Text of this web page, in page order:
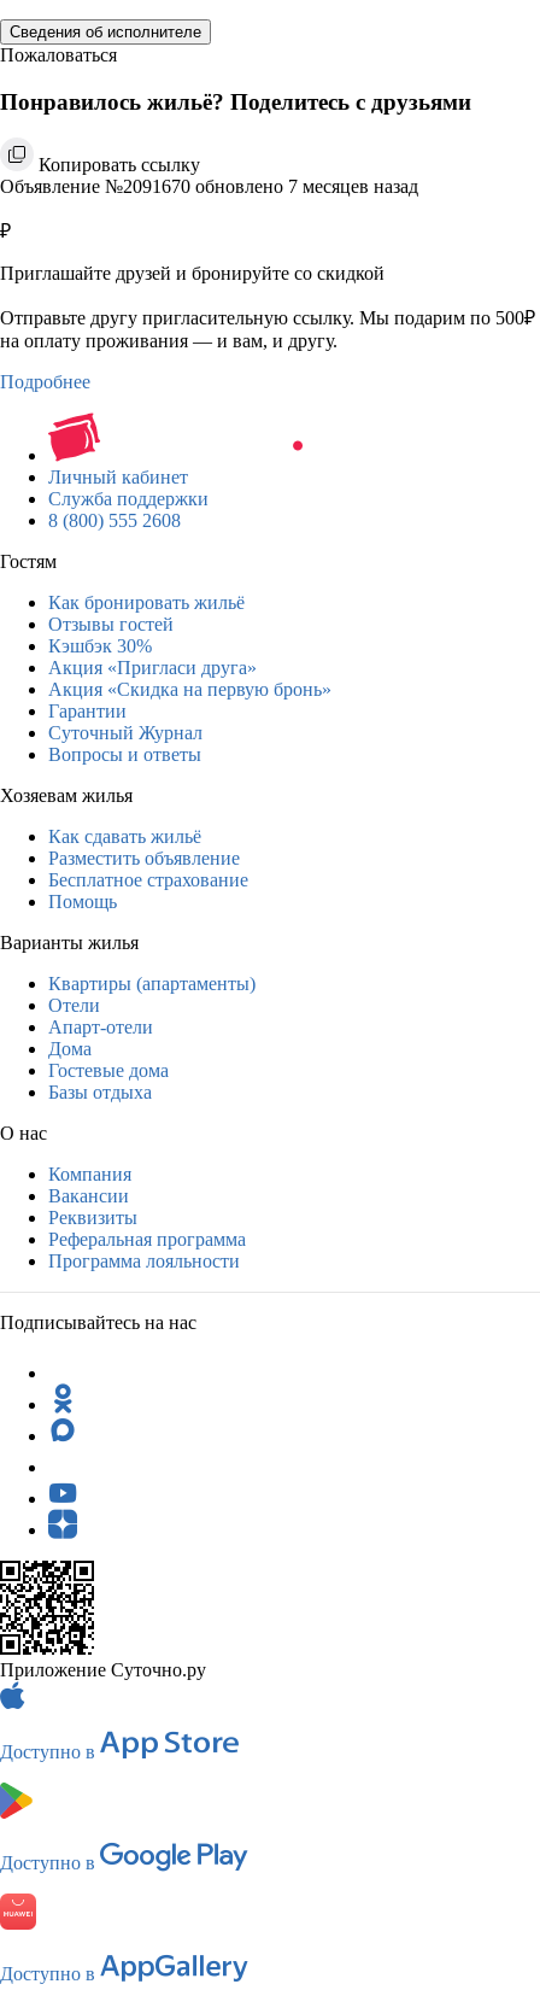
Сведения об исполнителе
Пожаловаться
Понравилось жильё? Поделитесь с друзьями
Копировать ссылку
Объявление №2091670 обновлено 7 месяцев назад
₽
Приглашайте друзей и бронируйте со скидкой
Отправьте другу пригласительную ссылку. Мы подарим по 500₽
на оплату проживания — и вам, и другу.
Подробнее
Личный кабинет
Служба поддержки
8 (800) 555 2608
Гостям
Как бронировать жильё
Отзывы гостей
Кэшбэк 30%
Акция «Пригласи друга»
Акция «Скидка на первую бронь»
Гарантии
Суточный Журнал
Вопросы и ответы
Хозяевам жилья
Как сдавать жильё
Разместить объявление
Бесплатное страхование
Помощь
Варианты жилья
Квартиры (апартаменты)
Отели
Апарт-отели
Дома
Гостевые дома
Базы отдыха
О нас
Компания
Вакансии
Реквизиты
Реферальная программа
Программа лояльности
Подписывайтесь на нас
Приложение Суточно.ру
Доступно в
Доступно в
Доступно в